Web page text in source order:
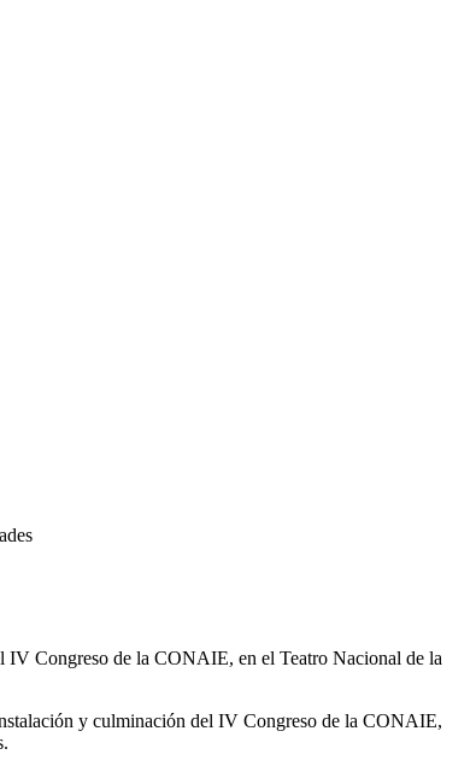
IV Congreso de la CONAIE, en el Teatro Nacional de la
y culminación del IV Congreso de la CONAIE,